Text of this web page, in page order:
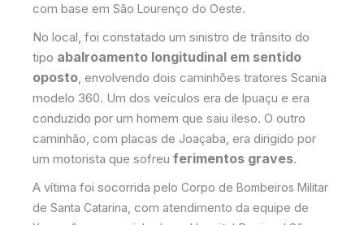
com base em São Lourenço do Oeste.
No local, foi constatado um sinistro de trânsito do
tipo abalroamento longitudinal em sentido
oposto, envolvendo dois caminhões tratores Scania
modelo 360. Um dos veículos era de Ipuaçu e era
conduzido por um homem que saiu ileso. O outro
caminhão, com placas de Joaçaba, era dirigido por
um motorista que sofreu ferimentos graves.
A vítima foi socorrida pelo Corpo de Bombeiros Militar
de Santa Catarina, com atendimento da equipe de